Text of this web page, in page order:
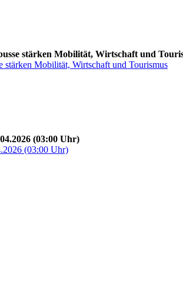
stärken Mobilität, Wirtschaft und
stärken Mobilität, Wirtschaft und Tourismus
(03:00 Uhr)
(03:00 Uhr)